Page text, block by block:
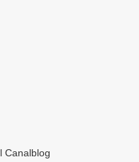
Canalblog